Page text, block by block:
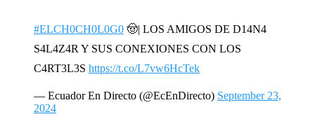
#ELCH0CH0L0G0 🤠| LOS AMIGOS DE D14N4
S4L4Z4R Y SUS CONEXIONES CON LOS
C4RT3L3S https://t.co/L7vw6HcTek
— Ecuador En Directo (@EcEnDirecto) September 23,
2024